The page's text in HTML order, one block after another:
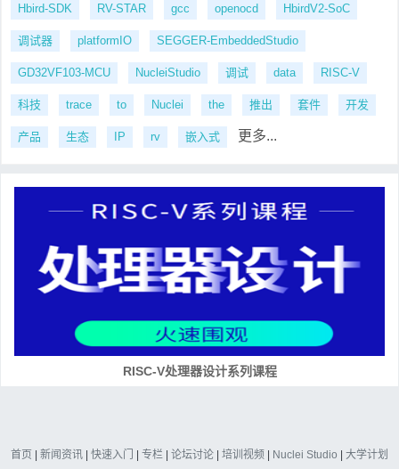
Hbird-SDK RV-STAR gcc openocd HbirdV2-SoC
调试器 platformIO SEGGER-EmbeddedStudio
GD32VF103-MCU NucleiStudio 调试 data RISC-V
科技 trace to Nuclei the 推出 套件 开发
产品 生态 IP rv 嵌入式 更多...
RISC-V处理器设计系列课程
首页 新闻资讯 快速入门 专栏 论坛讨论 培训视频 Nuclei Studio 大学计划